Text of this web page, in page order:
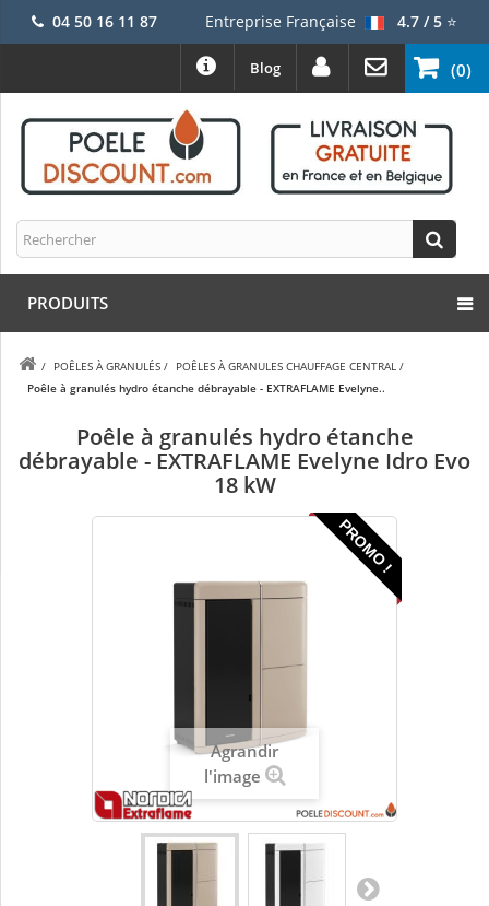
04 50 16 11 87 Entreprise Française 4.7 / 5⭐
(0)
Blog
PRODUITS
/ POÊLES À GRANULÉS / POÊLES À GRANULES CHAUFFAGE CENTRAL /
Poêle à granulés hydro étanche débrayable - EXTRAFLAME Evelyne..
Poêle à granulés hydro étanche
débrayable - EXTRAFLAME Evelyne Idro Evo
18 kW
PROMO !
Agrandir
l'image